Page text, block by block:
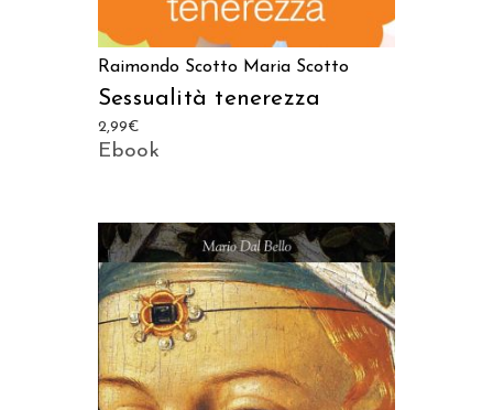
Raimondo Scotto Maria Scotto
Sessualità tenerezza
2,99€
Ebook